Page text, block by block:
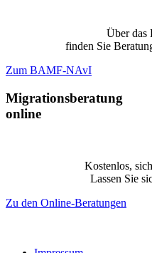
Über
finden Sie
Zum BAMF-NAvI
Migrationsberatung
online
Kostenlos,
Lassen Sie
Zu den Online-Beratungen